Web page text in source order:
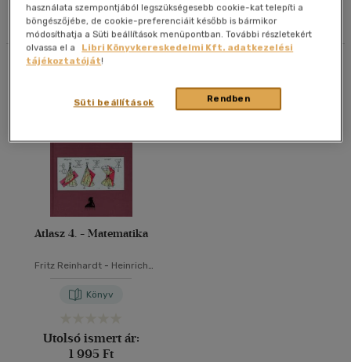
Szűrés Rendezés
Megjelenítés
20 db / oldal
Alkalmaz
Atlasz 4. - Matematika
Fritz Reinhardt- Heinrich
Könyv
Utolsó ismert ár:
1 995 Ft
használata szempontjából legszükségesebb cookie-kat telepíti a
böngészőjébe, de cookie-preferenciáit később is bármikor
módosíthatja a Süti beállítások menüpontban. További részletekért
olvassa el a
Libri Könyvkereskedelmi Kft. adatkezelési
tájékoztatóját!
Rendben
Süti beállítások